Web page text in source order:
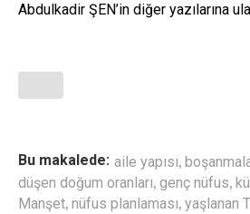
Abdulkadir ŞEN’in diğer yazılarına
Bu makalede: aile yapısı,
düşen doğum oranları, genç nüfus,
Manşet, nüfus planlaması, yaşlanan